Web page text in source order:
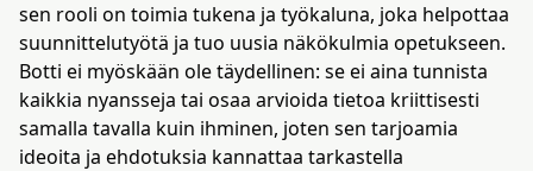
sen rooli on toimia tukena ja työkaluna, joka helpottaa
suunnittelutyötä ja tuo uusia näkökulmia opetukseen.
Botti ei myöskään ole täydellinen: se ei aina tunnista
kaikkia nyansseja tai osaa arvioida tietoa kriittisesti
samalla tavalla kuin ihminen, joten sen tarjoamia
ideoita ja ehdotuksia kannattaa tarkastella